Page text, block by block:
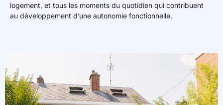
logement, et tous les moments du quotidien qui contribuent
au développement d’une autonomie fonctionnelle.